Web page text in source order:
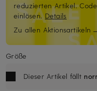
reduzierten Artikel. Code
einlösen.Details
Zu allen Aktionsartikeln
Größe
Dieser Artikel fällt